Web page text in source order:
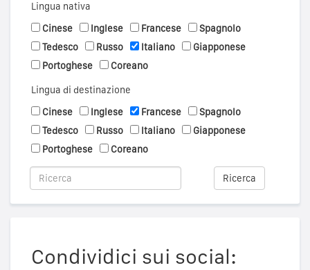
Lingua nativa
Cinese
Inglese Francese
Spagnolo
Tedesco
Russo Italiano
Giapponese
Portoghese
Coreano
Lingua di destinazione
Cinese
Inglese Francese
Spagnolo
Tedesco
Russo Italiano
Giapponese
Portoghese
Coreano
Ricerca
Condividici sui social: